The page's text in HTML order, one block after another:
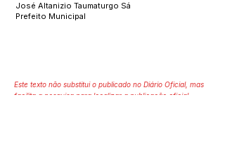
José Altanizio Taumaturgo Sá
Prefeito Municipal
Este texto não substitui o publicado no Diário Oficial, mas
facilita a pesquisa para localizar a publicação oficial.